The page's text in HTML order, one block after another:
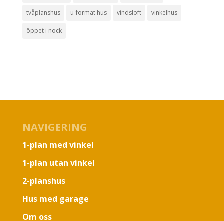
tvåplanshus u-format hus vindsloft vinkelhus
öppet i nock
NAVIGERING
1-plan med vinkel
1-plan utan vinkel
2-planshus
Hus med garage
Om oss